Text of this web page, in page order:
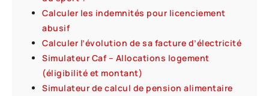
Calculer les indemnités pour licenciement
abusif
Calculer l’évolution de sa facture d’électricité
Simulateur Caf – Allocations logement
(éligibilité et montant)
Simulateur de calcul de pension alimentaire